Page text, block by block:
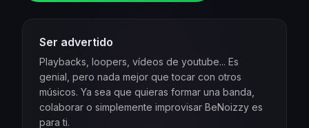
Ser advertido
Playbacks, loopers, vídeos de youtube... Es
genial, pero nada mejor que tocar con otros
músicos. Ya sea que quieras formar una banda,
colaborar o simplemente improvisar BeNoizzy es
para ti.